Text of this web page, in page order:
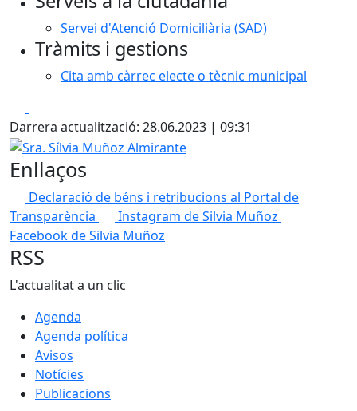
Servei d'Atenció Domiciliària (SAD)
Tràmits i gestions
Cita amb càrrec electe o tècnic municipal
Darrera actualització: 28.06.2023 | 09:31
Sra. Sílvia Muñoz Almirante
Enllaços
Declaració de béns i retribucions al Portal de
Transparència
Instagram de Silvia Muñoz
Facebook de Silvia Muñoz
RSS
L'actualitat a un clic
Agenda
Agenda política
Avisos
Notícies
Publicacions